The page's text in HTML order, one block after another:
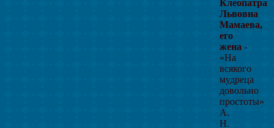
Клеопатра
Львовна
Мамаева,
его
жена -
«На
всякого
мудреца
довольно
простоты»
А.
Н.